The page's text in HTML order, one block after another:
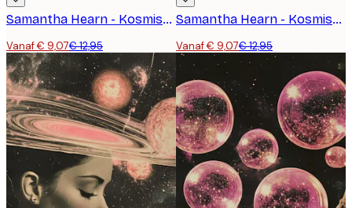
Samantha Hearn - Kosmische Droomvrouw Poster
Vanaf € 9,07€ 12,95
Samantha Hearn - Kosmische Droomvrouw Poster
Vanaf € 9,07€ 12,95